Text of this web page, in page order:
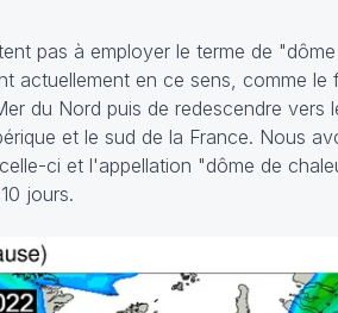
pas à employer le terme de
actuellement en ce sens, comme
du Nord puis de redescendre vers
et le sud de la France. Nous
ci et l'appellation "dôme de
jours.